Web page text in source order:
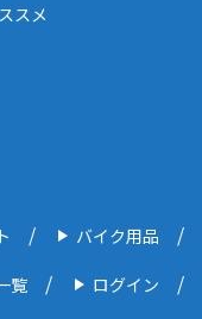
スメ
バイク用品
覧 ログイン